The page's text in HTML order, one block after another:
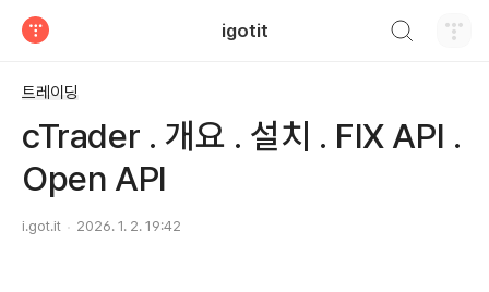
igotit
트레이딩
cTrader . 개요 . 설치 . FIX API .
Open API
i.got.it 2026. 1. 2. 19:42